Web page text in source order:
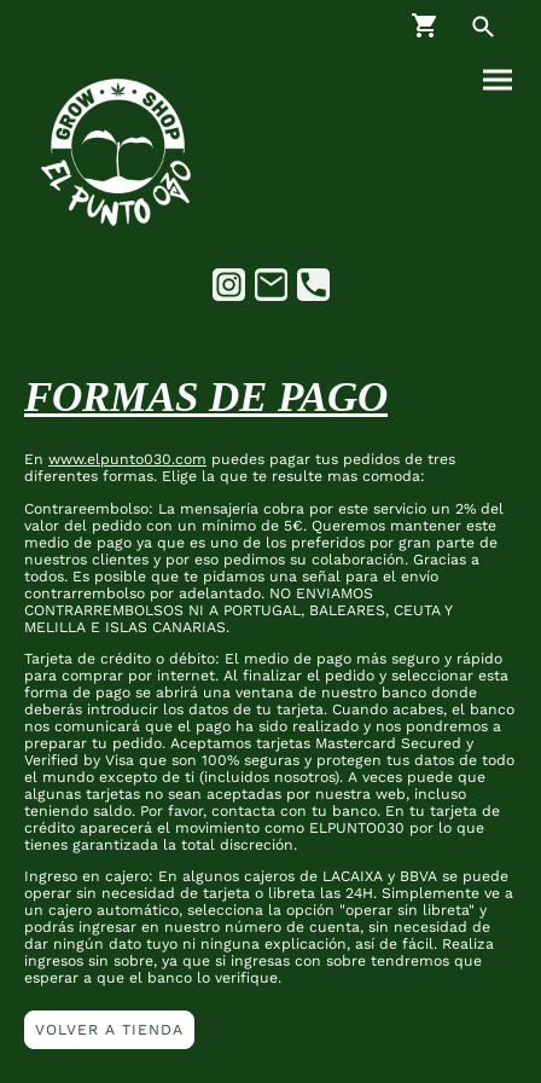
FORMAS DE PAGO
En www.elpunto030.com puedes pagar tus pedidos de tres
diferentes formas. Elige la que te resulte mas comoda:
Contrareembolso: La mensajería cobra por este servicio un 2% del
valor del pedido con un mínimo de 5€. Queremos mantener este
medio de pago ya que es uno de los preferidos por gran parte de
nuestros clientes y por eso pedimos su colaboración. Gracias a
todos. Es posible que te pidamos una señal para el envío
contrarrembolso por adelantado. NO ENVIAMOS
CONTRARREMBOLSOS NI A PORTUGAL, BALEARES, CEUTA Y
MELILLA E ISLAS CANARIAS.
Tarjeta de crédito o débito: El medio de pago más seguro y rápido
para comprar por internet. Al finalizar el pedido y seleccionar esta
forma de pago se abrirá una ventana de nuestro banco donde
deberás introducir los datos de tu tarjeta. Cuando acabes, el banco
nos comunicará que el pago ha sido realizado y nos pondremos a
preparar tu pedido. Aceptamos tarjetas Mastercard Secured y
Verified by Visa que son 100% seguras y protegen tus datos de todo
el mundo excepto de ti (incluidos nosotros). A veces puede que
algunas tarjetas no sean aceptadas por nuestra web, incluso
teniendo saldo. Por favor, contacta con tu banco. En tu tarjeta de
crédito aparecerá el movimiento como ELPUNTO030 por lo que
tienes garantizada la total discreción.
Ingreso en cajero: En algunos cajeros de LACAIXA y BBVA se puede
operar sin necesidad de tarjeta o libreta las 24H. Simplemente ve a
un cajero automático, selecciona la opción "operar sin libreta" y
podrás ingresar en nuestro número de cuenta, sin necesidad de
dar ningún dato tuyo ni ninguna explicación, así de fácil. Realiza
ingresos sin sobre, ya que si ingresas con sobre tendremos que
esperar a que el banco lo verifique.
VOLVER A TIENDA